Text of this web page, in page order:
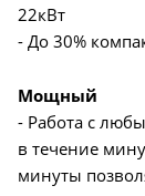
22кВт
- До 30%
Мощный
- Работа с
в течение
минуты